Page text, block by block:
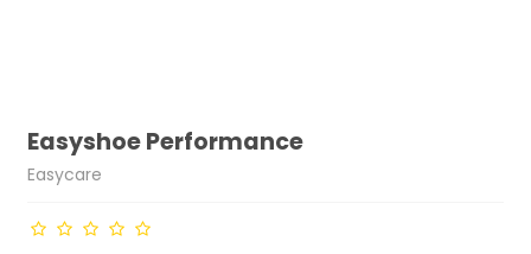
Easyshoe Performance
Easycare